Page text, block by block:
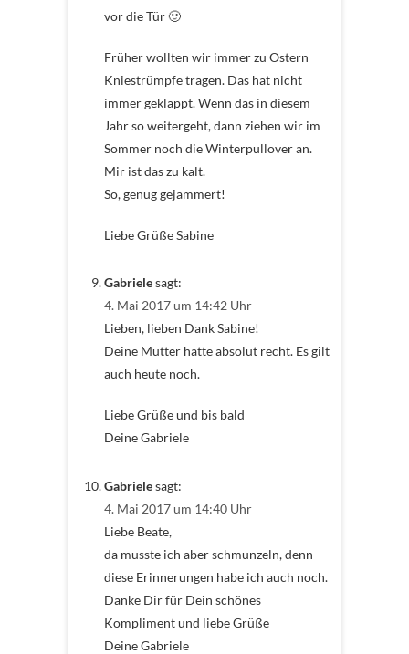
vor die Tür 🙂
Früher wollten wir immer zu Ostern
Kniestrümpfe tragen. Das hat nicht
immer geklappt. Wenn das in diesem
Jahr so weitergeht, dann ziehen wir im
Sommer noch die Winterpullover an.
Mir ist das zu kalt.
So, genug gejammert!
Liebe Grüße Sabine
Gabrielesagt:
4. Mai 2017 um 14:42 Uhr
Lieben, lieben Dank Sabine!
Deine Mutter hatte absolut recht. Es gilt
auch heute noch.
Liebe Grüße und bis bald
Deine Gabriele
Gabrielesagt:
4. Mai 2017 um 14:40 Uhr
Liebe Beate,
da musste ich aber schmunzeln, denn
diese Erinnerungen habe ich auch noch.
Danke Dir für Dein schönes
Kompliment und liebe Grüße
Deine Gabriele